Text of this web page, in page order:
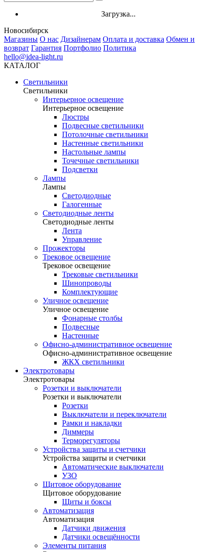
Загрузка...
Новосибирск
Магазины О нас Дизайнерам Оплата и доставка Обмен и
возврат Гарантия Портфолио Политика
hello@idea-light.ru
КАТАЛОГ
Светильники
Светильники
Интерьерное освещение
Интерьерное освещение
Люстры
Подвесные светильники
Потолочные светильники
Настенные светильники
Настольные лампы
Точечные светильники
Подсветки
Лампы
Лампы
Светодиодные
Галогенные
Светодиодные ленты
Светодиодные ленты
Лента
Управление
Прожекторы
Трековое освещение
Трековое освещение
Трековые светильники
Шинопроводы
Комплектующие
Уличное освещение
Уличное освещение
Фонарные столбы
Подвесные
Настенные
Офисно-административное освещение
Офисно-административное освещение
ЖКХ светильники
Электротовары
Электротовары
Розетки и выключатели
Розетки и выключатели
Розетки
Выключатели и переключатели
Рамки и накладки
Диммеры
Терморегуляторы
Устройства защиты и счетчики
Устройства защиты и счетчики
Автоматические выключатели
УЗО
Щитовое оборудование
Щитовое оборудование
Щиты и боксы
Автоматизация
Автоматизация
Датчики движения
Датчики освещённости
Элементы питания